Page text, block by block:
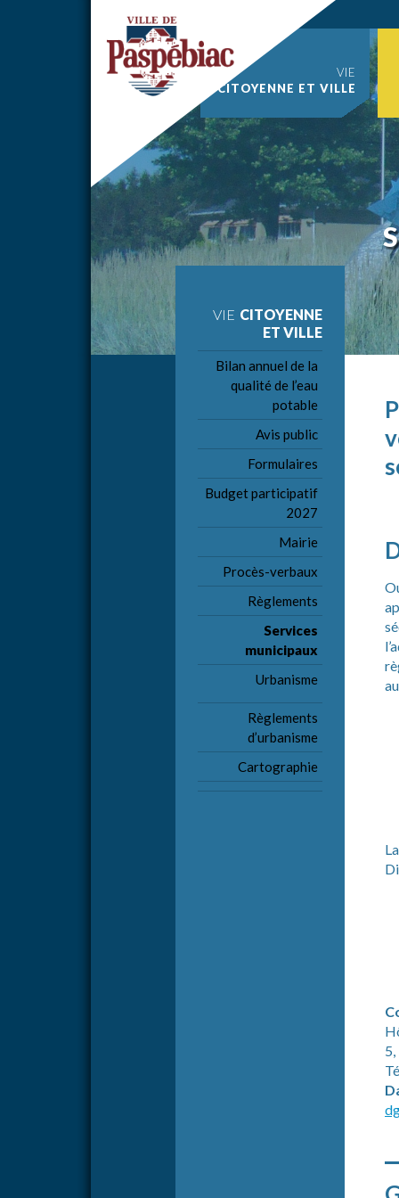
VIE
CITOYENNE ET VILLE
VIE CITOYENNE
ET VILLE
Bilan annuel de la
qualité de l’eau
potable
Avis public
Formulaires
Budget participatif
2027
Mairie
Procès-verbaux
Règlements
Services
municipaux
Urbanisme
Règlements
d’urbanisme
Cartographie